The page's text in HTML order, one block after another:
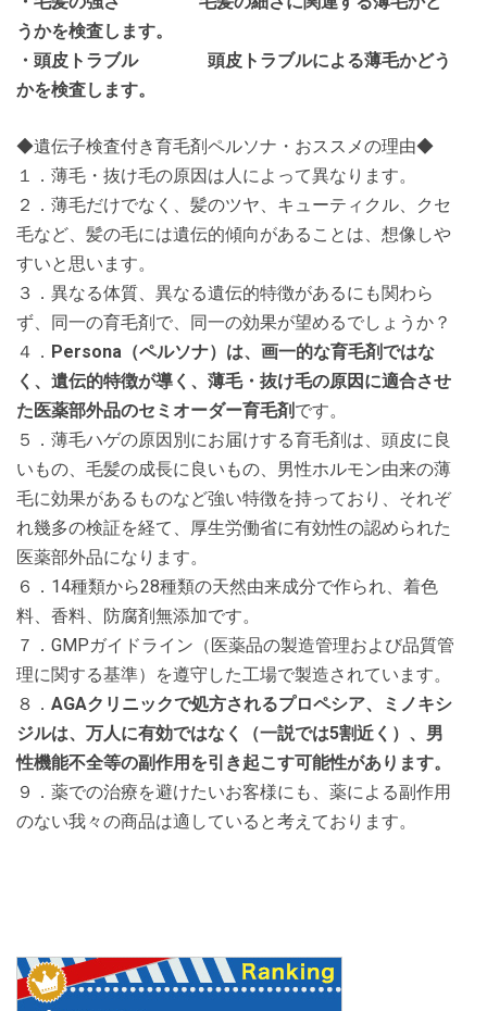
うかを検査します。
・頭皮トラブル 頭皮トラブルによる薄毛かどう
かを検査します。
◆遺伝子検査付き育毛剤ペルソナ・おススメの理由◆
１．薄毛・抜け毛の原因は人によって異なります。
２．薄毛だけでなく、髪のツヤ、キューティクル、クセ
毛など、髪の毛には遺伝的傾向があることは、想像しや
すいと思います。
３．異なる体質、異なる遺伝的特徴があるにも関わら
ず、同一の育毛剤で、同一の効果が望めるでしょうか？
４． Persona（ペルソナ）は、画一的な育毛剤ではな
く、遺伝的特徴が導く、薄毛・抜け毛の原因に適合させ
た医薬部外品のセミオーダー育毛剤 です。
５．薄毛ハゲの原因別にお届けする育毛剤は、頭皮に良
いもの、毛髪の成長に良いもの、男性ホルモン由来の薄
毛に効果があるものなど強い特徴を持っており、それぞ
れ幾多の検証を経て、厚生労働省に有効性の認められた
医薬部外品になります。
６．14種類から28種類の天然由来成分で作られ、着色
料、香料、防腐剤無添加です。
７．GMPガイドライン（医薬品の製造管理および品質管
理に関する基準）を遵守した工場で製造されています。
８． AGAクリニックで処方されるプロペシア、ミノキシ
ジルは、万人に有効ではなく（一説では5割近く）、男
性機能不全等の副作用を引き起こす可能性があります。
９．薬での治療を避けたいお客様にも、薬による副作用
のない我々の商品は適していると考えております。